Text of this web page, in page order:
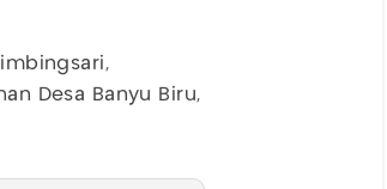
Desa Banyu Biru,